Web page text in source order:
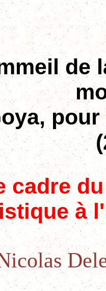
de
cadre
à